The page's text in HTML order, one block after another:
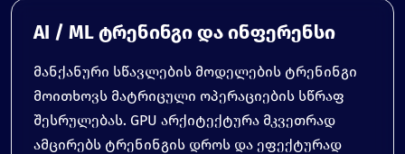
AI / ML ტრენინგი და ინფერენსი
მანქანური სწავლების მოდელების ტრენინგი
მოითხოვს მატრიცული ოპერაციების სწრაფ
შესრულებას. GPU არქიტექტურა მკვეთრად
ამცირებს ტრენინგის დროს და ეფექტურად